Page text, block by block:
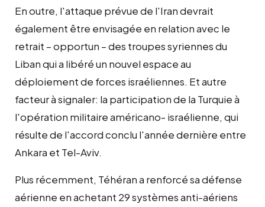
En outre, l'attaque prévue de l'Iran devrait
également être envisagée en relation avec le
retrait – opportun – des troupes syriennes du
Liban qui a libéré un nouvel espace au
déploiement de forces israéliennes. Et autre
facteur à signaler: la participation de la Turquie à
l'opération militaire américano- israélienne, qui
résulte de l'accord conclu l'année dernière entre
Ankara et Tel-Aviv.
Plus récemment, Téhéran a renforcé sa défense
aérienne en achetant 29 systèmes anti-aériens